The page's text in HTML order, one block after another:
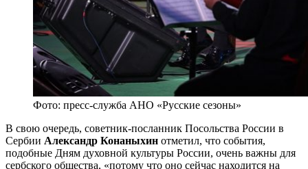
Фото: пресс-служба АНО «Русские сезоны»
В свою очередь, советник-посланник Посольства России в
Сербии Александр Конаныхин отметил, что события,
подобные Дням духовной культуры России, очень важны для
сербского общества, «потому что оно сейчас находится на